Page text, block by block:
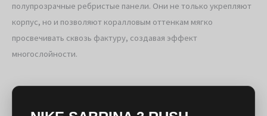
полупрозрачные ребристые панели. Они не только укрепляют
корпус, но и позволяют коралловым оттенкам мягко
просвечивать сквозь фактуру, создавая эффект
многослойности.